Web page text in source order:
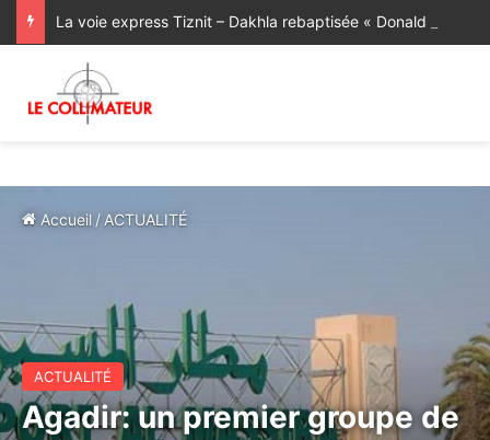
Accueil / ACTUALITÉ
ACTUALITÉ
Agadir: un premier groupe de